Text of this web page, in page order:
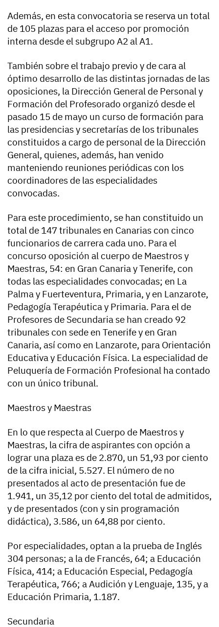
Además, en esta convocatoria se reserva un total
de 105 plazas para el acceso por promoción
interna desde el subgrupo A2 al A1.
También sobre el trabajo previo y de cara al
óptimo desarrollo de las distintas jornadas de las
oposiciones, la Dirección General de Personal y
Formación del Profesorado organizó desde el
pasado 15 de mayo un curso de formación para
las presidencias y secretarías de los tribunales
constituidos a cargo de personal de la Dirección
General, quienes, además, han venido
manteniendo reuniones periódicas con los
coordinadores de las especialidades
convocadas.
Para este procedimiento, se han constituido un
total de 147 tribunales en Canarias con cinco
funcionarios de carrera cada uno. Para el
concurso oposición al cuerpo de Maestros y
Maestras, 54: en Gran Canaria y Tenerife, con
todas las especialidades convocadas; en La
Palma y Fuerteventura, Primaria, y en Lanzarote,
Pedagogía Terapéutica y Primaria. Para el de
Profesores de Secundaria se han creado 92
tribunales con sede en Tenerife y en Gran
Canaria, así como en Lanzarote, para Orientación
Educativa y Educación Física. La especialidad de
Peluquería de Formación Profesional ha contado
con un único tribunal.
Maestros y Maestras
En lo que respecta al Cuerpo de Maestros y
Maestras, la cifra de aspirantes con opción a
lograr una plaza es de 2.870, un 51,93 por ciento
de la cifra inicial, 5.527. El número de no
presentados al acto de presentación fue de
1.941, un 35,12 por ciento del total de admitidos,
y de presentados (con y sin programación
didáctica), 3.586, un 64,88 por ciento.
Por especialidades, optan a la prueba de Inglés
304 personas; a la de Francés, 64; a Educación
Física, 414; a Educación Especial, Pedagogía
Terapéutica, 766; a Audición y Lenguaje, 135, y a
Educación Primaria, 1.187.
Secundaria